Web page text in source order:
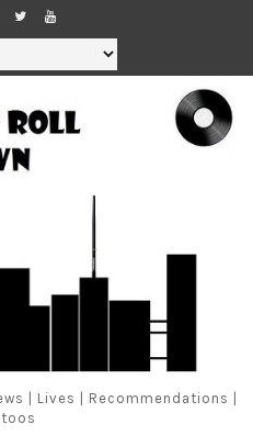
| Lives | Recommendations |